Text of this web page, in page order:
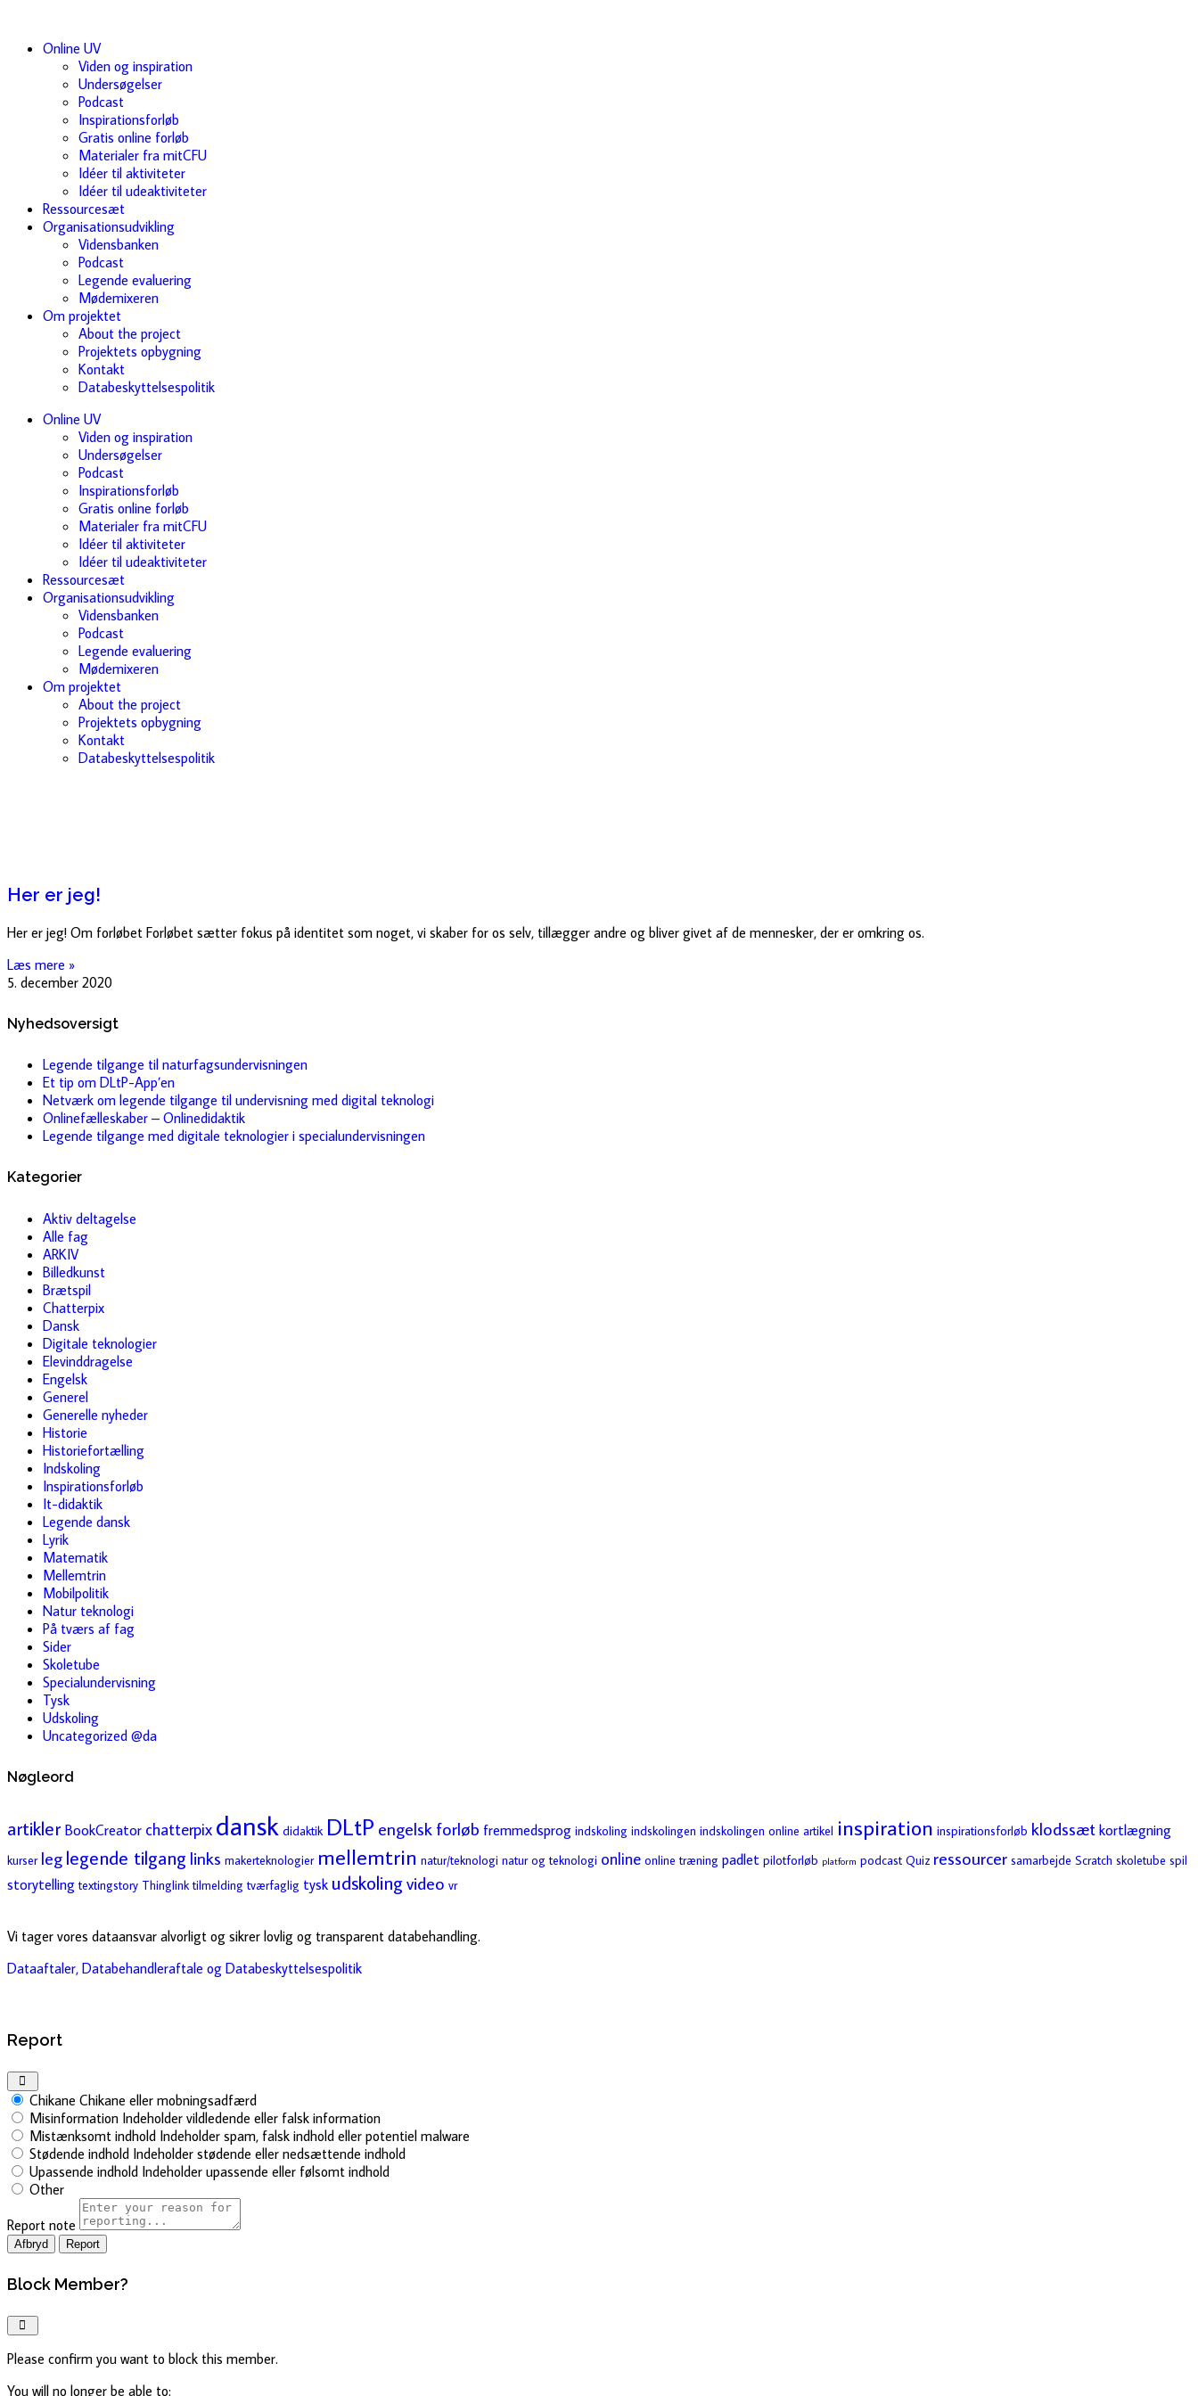
Online UV
Viden og inspiration
Undersøgelser
Podcast
Inspirationsforløb
Gratis online forløb
Materialer fra mitCFU
Idéer til aktiviteter
Idéer til udeaktiviteter
Ressourcesæt
Organisationsudvikling
Vidensbanken
Podcast
Legende evaluering
Mødemixeren
Om projektet
About the project
Projektets opbygning
Kontakt
Databeskyttelsespolitik
Online UV
Viden og inspiration
Undersøgelser
Podcast
Inspirationsforløb
Gratis online forløb
Materialer fra mitCFU
Idéer til aktiviteter
Idéer til udeaktiviteter
Ressourcesæt
Organisationsudvikling
Vidensbanken
Podcast
Legende evaluering
Mødemixeren
Om projektet
About the project
Projektets opbygning
Kontakt
Databeskyttelsespolitik
Her er jeg!
Her er jeg! Om forløbet Forløbet sætter fokus på identitet som noget, vi skaber for os selv, tillægger andre og bliver givet af de mennesker, der er omkring os.
Læs mere »
5. december 2020
Nyhedsoversigt
Legende tilgange til naturfagsundervisningen
Et tip om DLtP-App’en
Netværk om legende tilgange til undervisning med digital teknologi
Onlinefælleskaber – Onlinedidaktik
Legende tilgange med digitale teknologier i specialundervisningen
Kategorier
Aktiv deltagelse
Alle fag
ARKIV
Billedkunst
Brætspil
Chatterpix
Dansk
Digitale teknologier
Elevinddragelse
Engelsk
Generel
Generelle nyheder
Historie
Historiefortælling
Indskoling
Inspirationsforløb
It-didaktik
Legende dansk
Lyrik
Matematik
Mellemtrin
Mobilpolitik
Natur teknologi
På tværs af fag
Sider
Skoletube
Specialundervisning
Tysk
Udskoling
Uncategorized @da
Nøgleord
artikler BookCreator chatterpix dansk didaktik DLtP engelsk forløb fremmedsprog indskoling indskolingen indskolingen online artikel inspiration inspirationsforløb klodssætkortlægning
kurser leg legende tilgang links makerteknologier mellemtrin natur/teknologi natur og teknologi online online træning padlet pilotforløb platform podcast Quiz ressourcer samarbejde Scratch skoletube spil
storytelling textingstory Thinglink tilmelding tværfaglig tysk udskoling video vr
Vi tager vores dataansvar alvorligt og sikrer lovlig og transparent databehandling.
Dataaftaler, Databehandleraftale og Databeskyttelsespolitik
Report
Chikane Chikane eller mobningsadfærd
Misinformation Indeholder vildledende eller falsk information
Mistænksomt indhold Indeholder spam, falsk indhold eller potentiel malware
Stødende indhold Indeholder stødende eller nedsættende indhold
Upassende indhold Indeholder upassende eller følsomt indhold
Other
Report note
Report
Block Member?
Please confirm you want to block this member.
You will no longer be able to: